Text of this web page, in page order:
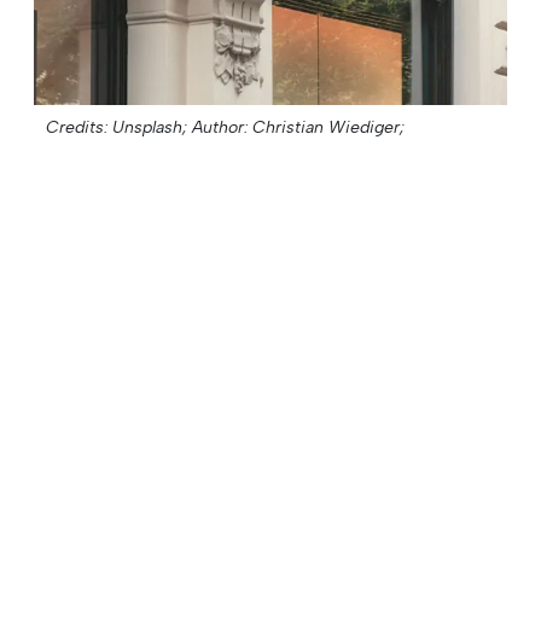
Credits: Unsplash; Author: Christian Wiediger;